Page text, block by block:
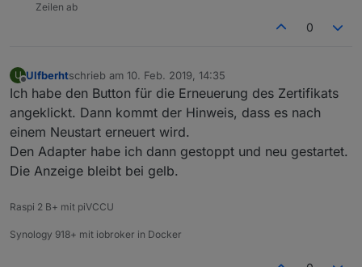
Zeilen ab
0
U
Offline
Ulfberhtschrieb am 10. Feb. 2019, 14:35
zuletzt editiert von
Ich habe den Button für die Erneuerung des Zertifikats
angeklickt. Dann kommt der Hinweis, dass es nach
einem Neustart erneuert wird.
Den Adapter habe ich dann gestoppt und neu gestartet.
Die Anzeige bleibt bei gelb.
Raspi 2 B+ mit piVCCU
Synology 918+ mit iobroker in Docker